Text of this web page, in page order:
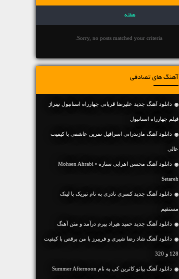
هفته
Sorry, no posts matched your criteria.
آهنگ های تصادفی
دانلود آهنگ جدید علیرضا قربانی چهارراه استانبول تیتراژ
فیلم چهارراه استانبول
دانلود آهنگ مازندرانی اسرافیل نفرین عاشقی با کیفیت
عالی
دانلود آهنگ محسن اهرابی ستاره • Mohsen Ahrabi
Setareh
دانلود آهنگ جديد کسری نادری به نام تبریک با لینک
مستقیم
دانلود آهنگ جديد حمید هیراد پیرم درآمد و متن آهنگ
دانلود آهنگ شاد رضا شیری و فریبرز با من برقص با کیفیت
128 و 320
دانلود آهنگ پیانو کاترین کی به نام Summer Afternoon